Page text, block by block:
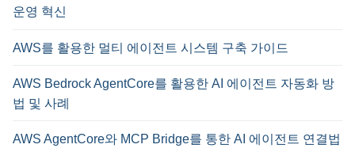
운영 혁신
AWS를 활용한 멀티 에이전트 시스템 구축 가이드
AWS Bedrock AgentCore를 활용한 AI 에이전트 자동화 방
법 및 사례
AWS AgentCore와 MCP Bridge를 통한 AI 에이전트 연결법